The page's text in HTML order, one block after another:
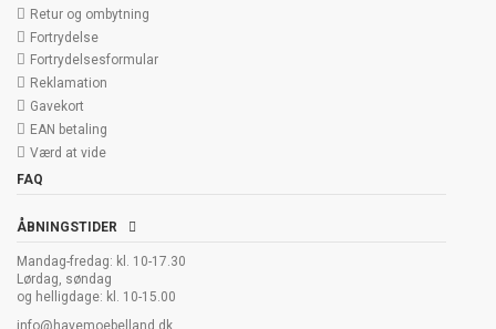
Retur og ombytning
Fortrydelse
Fortrydelsesformular
Reklamation
Gavekort
EAN betaling
Værd at vide
FAQ
ÅBNINGSTIDER
Mandag-fredag: kl. 10-17.30
Lørdag, søndag
og helligdage: kl. 10-15.00
info@havemoebelland.dk